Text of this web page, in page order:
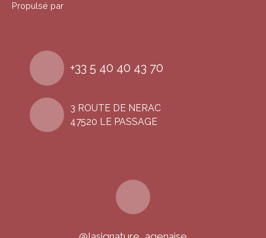
Propulsé par
+33 5 40 40 43 70
3 ROUTE DE NERAC
47520 LE PASSAGE